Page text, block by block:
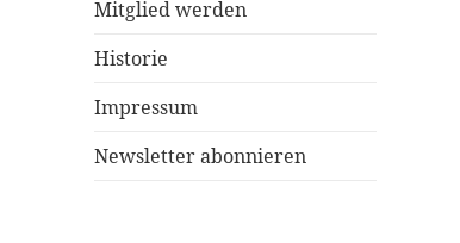
Mitglied werden
Historie
Impressum
Newsletter abonnieren